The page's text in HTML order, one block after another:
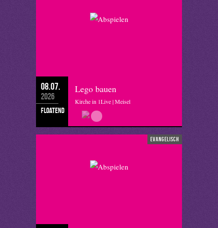
08.07.
2026
floatend
Lego bauen
Kirche in 1Live | Meisel
evangelisch